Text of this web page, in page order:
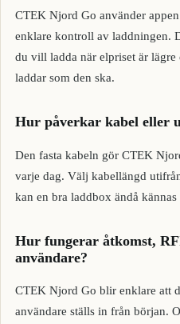
CTEK Njord Go använder
enklare kontroll av laddningen.
du vill ladda när elpriset är lägre
laddar som den ska.
Hur påverkar kabel eller
Den fasta kabeln gör CTEK
varje dag. Välj kabellängd
kan en bra laddbox ändå
Hur fungerar åtkomst,
användare?
CTEK Njord Go blir enklare att
användare ställs in från början.